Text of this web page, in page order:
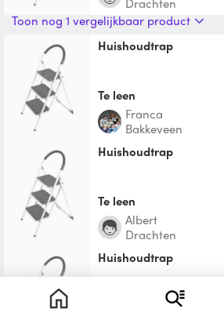
Drachten
Toon nog 1 vergelijkbaar product
Huishoudtrap
Te leen
Franca
Bakkeveen
Huishoudtrap
Te leen
Albert
Drachten
Huishoudtrap